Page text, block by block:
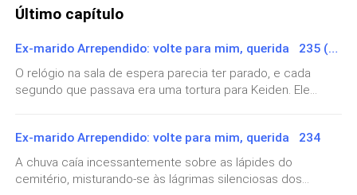
reunindo coragem.
Isabella era sua irmã mais nova e o grande amor de
substituta, e ele a odiava por isso há muito tempo.
Ele acreditava que Natália havia se aproveitado da
Último capítulo
Ex-marido Arrependido: volte para mim, querida 235 (Final)
O relógio na sala de espera parecia ter parado, e cada
segundo que passava era uma tortura para Keiden. Ele
—Keiden, pelo amor de Deus, se você continuar assim vai
abrir uma vala no chão —disse Delia, encostando-se na
parede enquanto acariciava sua barriga de quase seis
meses. —Não consigo evitar —respondeu ele, sem parar—.
Ex-marido Arrependido: volte para mim, querida 234
A chuva caía incessantemente sobre as lápides do
cemitério, misturando-se às lágrimas silenciosas dos